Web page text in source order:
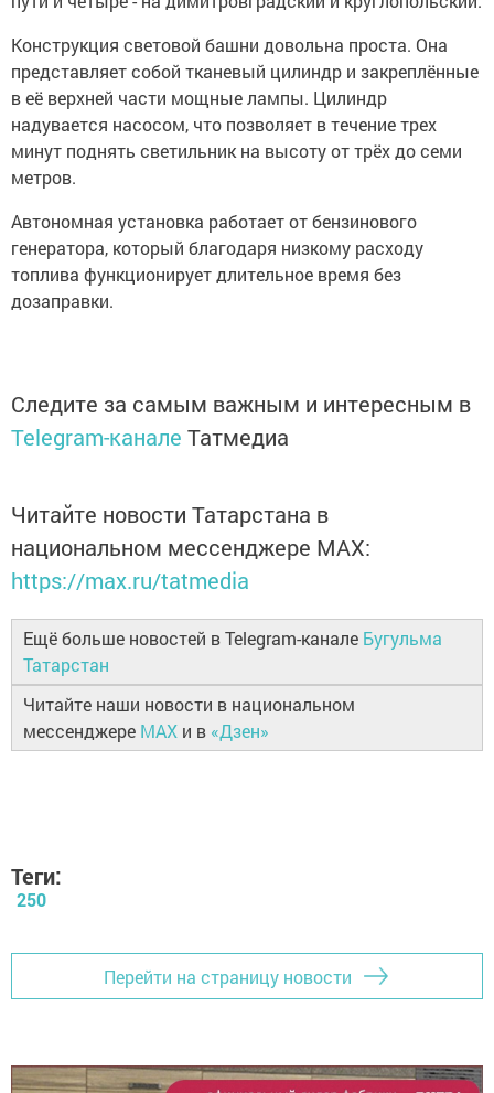
Конструкция световой башни довольна проста. Она
представляет собой тканевый цилиндр и закреплённые
в её верхней части мощные лампы. Цилиндр
надувается насосом, что позволяет в течение трех
минут поднять светильник на высоту от трёх до семи
метров.
Автономная установка работает от бензинового
генератора, который благодаря низкому расходу
топлива функционирует длительное время без
дозаправки.
Следите за самым важным и интересным в
Telegram-канале Татмедиа
Читайте новости Татарстана в
национальном мессенджере MАХ:
https://max.ru/tatmedia
Ещё больше новостей в Telegram-канале Бугульма
Татарстан
Читайте наши новости в национальном
мессенджере MAX и в «Дзен»
Теги:
250
Перейти на страницу новости